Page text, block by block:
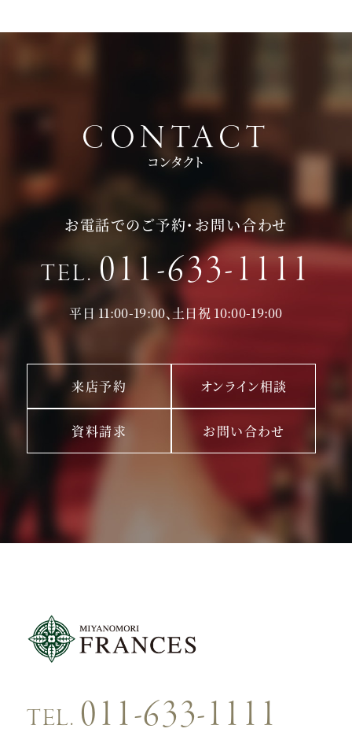
CONTACT
コンタクト
お電話でのご予約・お問い合わせ
TEL. 011-633-1111
平日 11:00-19:00、土日祝 10:00-19:00
来店予約 オンライン相談
資料請求 お問い合わせ
TEL. 011-633-1111